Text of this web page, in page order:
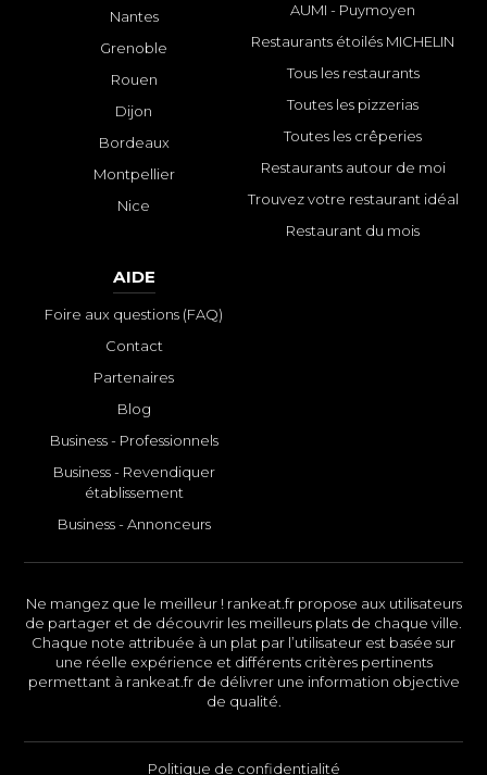
Nantes
Grenoble
Rouen
Dijon
Bordeaux
Montpellier
Nice
AUMI - Puymoyen
Restaurants étoilés MICHELIN
Tous les restaurants
Toutes les pizzerias
Toutes les crêperies
Restaurants autour de moi
Trouvez votre restaurant idéal
Restaurant du mois
AIDE
Foire aux questions (FAQ)
Contact
Partenaires
Blog
Business - Professionnels
Business - Revendiquer
établissement
Business - Annonceurs
Ne mangez que le meilleur ! rankeat.fr propose aux utilisateurs
de partager et de découvrir les meilleurs plats de chaque ville.
Chaque note attribuée à un plat par l’utilisateur est basée sur
une réelle expérience et différents critères pertinents
permettant à rankeat.fr de délivrer une information objective
de qualité.
Politique de confidentialité